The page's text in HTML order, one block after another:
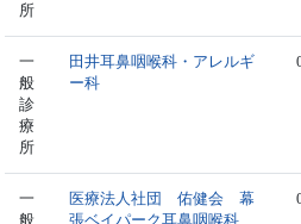
所
一
般
診
療
所
田井耳鼻咽喉科・アレルギ
ー科
一
般
医療法人社団 佑健会 幕
張ベイパーク耳鼻咽喉科